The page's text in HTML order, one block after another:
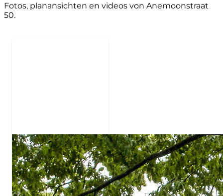
Fotos, planansichten en videos von Anemoonstraat
50.